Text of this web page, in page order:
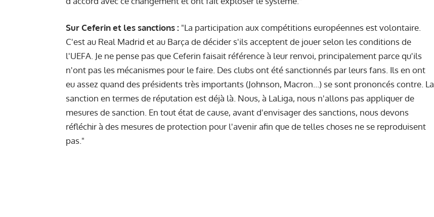
Sur Ceferin et les sanctions : "La participation aux compétitions européennes est volontaire.
C'est au Real Madrid et au Barça de décider s'ils acceptent de jouer selon les conditions de
l'UEFA. Je ne pense pas que Ceferin faisait référence à leur renvoi, principalement parce qu'ils
n'ont pas les mécanismes pour le faire. Des clubs ont été sanctionnés par leurs fans. Ils en ont
eu assez quand des présidents très importants (Johnson, Macron…) se sont prononcés contre. La
sanction en termes de réputation est déjà là. Nous, à LaLiga, nous n'allons pas appliquer de
mesures de sanction. En tout état de cause, avant d'envisager des sanctions, nous devons
réfléchir à des mesures de protection pour l'avenir afin que de telles choses ne se reproduisent
pas."